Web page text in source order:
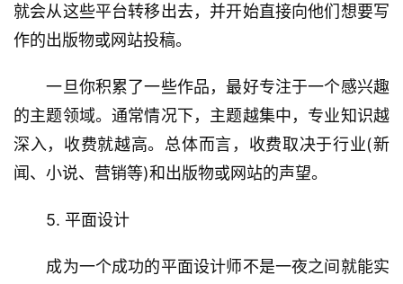
就会从这些平台转移出去，并开始直接向他们想要写
作的出版物或网站投稿。
一旦你积累了一些作品，最好专注于一个感兴趣
的主题领域。通常情况下，主题越集中，专业知识越
深入，收费就越高。总体而言，收费取决于行业(新
闻、小说、营销等)和出版物或网站的声望。
5. 平面设计
成为一个成功的平面设计师不是一夜之间就能实